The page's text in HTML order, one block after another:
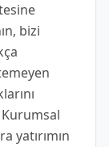
bizi
yatırımın